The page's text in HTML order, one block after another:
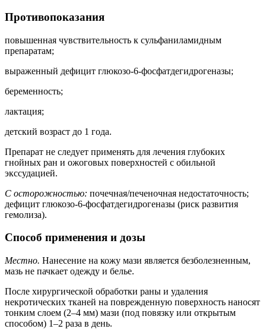
Противопоказания
повышенная чувствительность к сульфаниламидным
препаратам;
выраженный дефицит глюкозо-6-фосфатдегидрогеназы;
беременность;
лактация;
детский возраст до 1 года.
Препарат не следует применять для лечения глубоких
гнойных ран и ожоговых поверхностей с обильной
экссудацией.
С осторожностью: почечная/печеночная недостаточность;
дефицит глюкозо-6-фосфатдегидрогеназы (риск развития
гемолиза).
Способ применения и дозы
Местно. Нанесение на кожу мази является безболезненным,
мазь не пачкает одежду и белье.
После хирургической обработки раны и удаления
некротических тканей на поврежденную поверхность наносят
тонким слоем (2–4 мм) мази (под повязку или открытым
способом) 1–2 раза в день.